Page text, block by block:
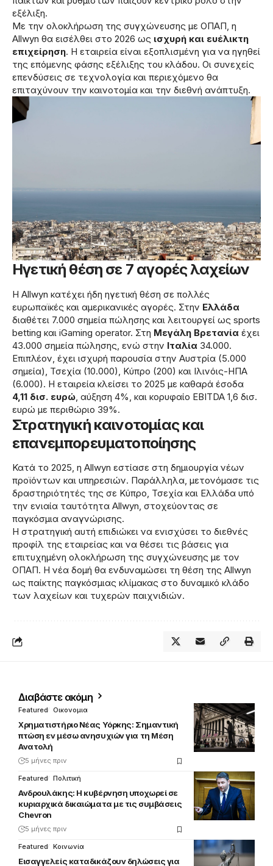
εξέλιξη.
Με την ολοκλήρωση της συγχώνευσης με ΟΠΑΠ, η
Allwyn θα εισέλθει στο 2026 ως ισχυρή και ευέλικτη
επιχείρηση. Η εταιρεία είναι εξοπλισμένη για να ηγηθεί
της επόμενης φάσης εξέλιξης του κλάδου. Οι συνεχείς
επενδύσεις σε τεχνολογία και περιεχόμενο θα
επιταχύνουν την καινοτομία και την διεθνή ανάπτυξη.
Ηγετική θέση σε 7 αγορές λαχείων
Η Allwyn κατέχει ήδη ηγετική θέση σε πολλές
ευρωπαϊκές και αμερικανικές αγορές. Στην Ελλάδα
διαθέτει 7.000 σημεία πώλησης και λειτουργεί ως sports
betting και iGaming operator. Στη Μεγάλη Βρετανία έχει
43.000 σημεία πώλησης, ενώ στην Ιταλία 34.000.
Επιπλέον, έχει ισχυρή παρουσία στην Αυστρία (5.000
σημεία), Τσεχία (10.000), Κύπρο (200) και Ιλινόις-ΗΠΑ
(6.000). Η εταιρεία κλείσει το 2025 με καθαρά έσοδα
4,11 δισ. ευρώ, αύξηση 4%, και κορυφαίο EBITDA 1,6 δισ.
ευρώ με περιθώριο 39%.
Στρατηγική καινοτομίας και
επανεμπορευματοποίησης
Κατά το 2025, η Allwyn εστίασε στη δημιουργία νέων
προϊόντων και υπηρεσιών. Παράλληλα, μετονόμασε τις
δραστηριότητές της σε Κύπρο, Τσεχία και Ελλάδα υπό
την ενιαία ταυτότητα Allwyn, στοχεύοντας σε
παγκόσμια αναγνώρισης.
Η στρατηγική αυτή επιδιώκει να ενισχύσει το διεθνές
προφίλ της εταιρείας και να θέσει τις βάσεις για
επιτυχημένη ολοκλήρωση της συγχώνευσης με τον
ΟΠΑΠ. Η νέα δομή θα ενδυναμώσει τη θέση της Allwyn
ως παίκτης παγκόσμιας κλίμακας στο δυναμικό κλάδο
των λαχείων και τυχερών παιχνιδιών.
Διαβάστε ακόμη
Featured Οικονομια
Χρηματιστήριο Νέας Υόρκης: Σημαντική
πτώση εν μέσω ανησυχιών για τη Μέση
Ανατολή
5 μήνες πριν
Featured Πολιτική
Ανδρουλάκης: Η κυβέρνηση υποχωρεί σε
κυριαρχικά δικαιώματα με τις συμβάσεις
Chevron
5 μήνες πριν
Featured Κοινωνία
Εισαγγελείς καταδικάζουν δηλώσεις για